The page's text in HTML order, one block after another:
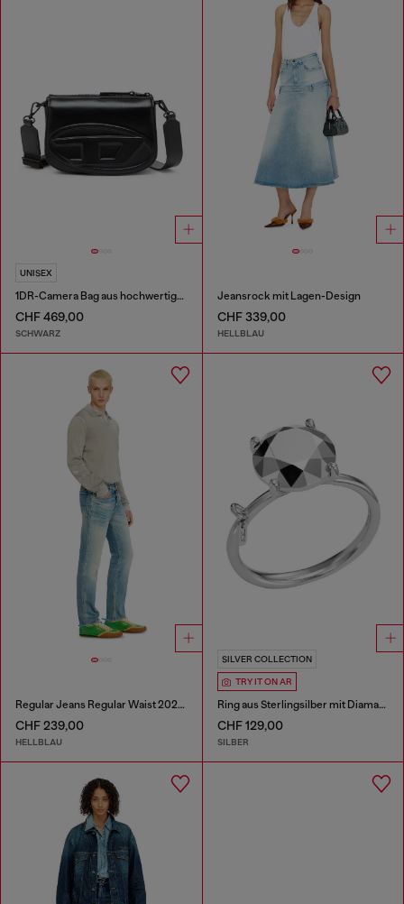
UNISEX
1DR-Camera Bag aus hochwertigem Leder
CHF 469,00
SCHWARZ
Jeansrock mit Lagen-Design
CHF 339,00
HELLBLAU
Regular Jeans Regular Waist 2023 D-Finitive
CHF 239,00
HELLBLAU
SILVER COLLECTION
TRY IT ON AR
Ring aus Sterlingsilber mit Diamantschliff
CHF 129,00
SILBER